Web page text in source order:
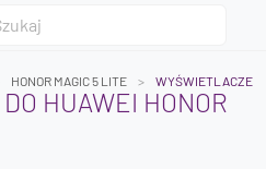
HONOR MAGIC 5 LITE WYŚWIETLACZE
HUAWEI HONOR